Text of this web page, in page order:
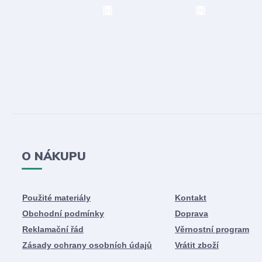
O NÁKUPU
Použité materiály
Kontakt
Obchodní podmínky
Doprava
Reklamační řád
Věrnostní program
Zásady ochrany osobních údajů
Vrátit zboží